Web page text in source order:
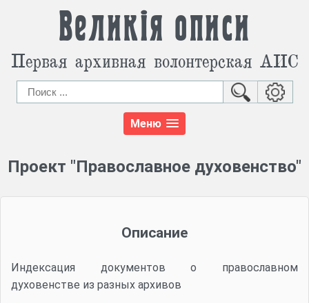
Великія описи
Первая архивная волонтерская АИС
Меню
Проект "Православное духовенство"
Описание
Индексация документов о православном
духовенстве из разных архивов